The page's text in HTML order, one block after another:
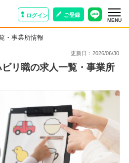
ログイン ご登録
MENU
・事業所情報
更新日： 2026/06/30
リ職の求人一覧・事業所